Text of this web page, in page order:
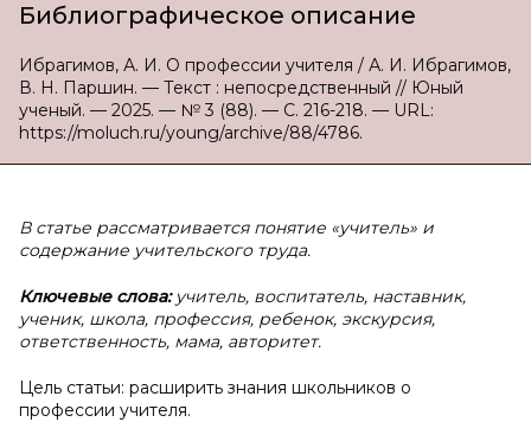
Библиографическое описание
Ибрагимов, А. И. О профессии учителя / А. И. Ибрагимов,
В. Н. Паршин. — Текст : непосредственный // Юный
ученый. — 2025. — № 3 (88). — С. 216-218. — URL:
https://moluch.ru/young/archive/88/4786.
В статье рассматривается понятие «учитель» и
содержание учительского труда.
Ключевые слова: учитель, воспитатель, наставник,
ученик, школа, профессия, ребенок, экскурсия,
ответственность, мама, авторитет.
Цель статьи: расширить знания школьников о
профессии учителя.